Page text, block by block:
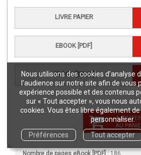
Nous utilisons des cookies d’analyse
l’audience sur notre site afin de vous
expérience possible et des contenus
sur « Tout accepter », vous nous
cookies. Vous êtes libre également
personnaliser.
Préférences
Tout accepter
LIVRE PAPIER
EBOOK [PDF]
EBOOK [EPUB]
AJOUTER
AU
Publication :17 septembre 2020
Référence eBook [PDF] :02740NUM
Référence eBook [ePub] :02740EPB
EAN13 Livre papier :9782759231874
EAN13 eBook [PDF] : 9782759231881
EAN13 eBook [ePub] :9782759231898
Intérieur :Couleur
160 x 240
Nombre de pages Livre papier:186